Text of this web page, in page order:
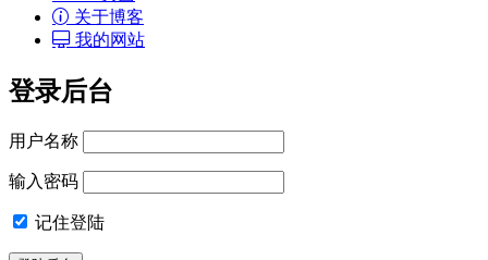
关于博客
我的网站
登录后台
用户名称
输入密码
记住登陆